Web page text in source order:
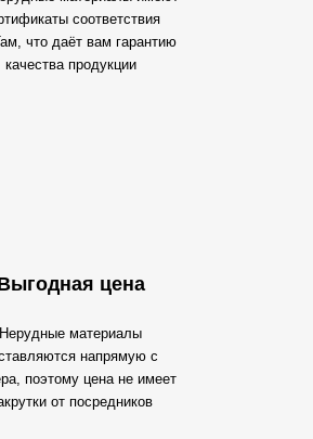
соответствия
что даёт вам гарантию
качества продукции
цена
Нерудные материалы
напрямую с
поэтому цена не имеет
от посредников